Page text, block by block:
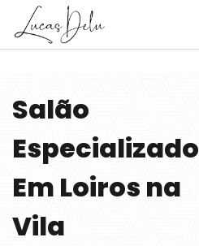
Salão
Especializado
Em Loiros na
Vila